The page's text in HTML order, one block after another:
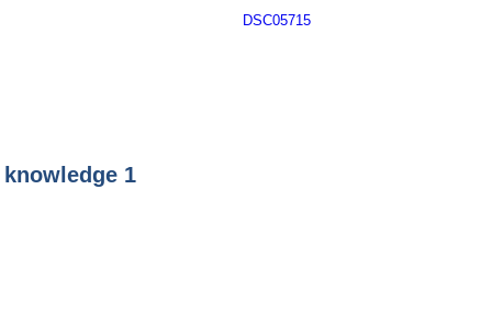
knowledge 1